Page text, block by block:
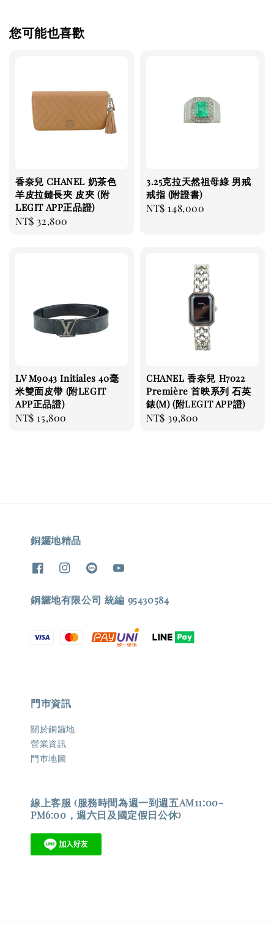
您可能也喜歡
香奈兒 CHANEL 奶茶色
羊皮拉鏈長夾 皮夾 (附
LEGIT APP正品證)
Regular
NT$ 32,800
3.25克拉天然祖母綠 男戒
戒指 (附證書)
Regular
NT$ 148,000
LV M9043 Initiales 40毫
米雙面皮帶 (附LEGIT
APP正品證)
Regular
NT$ 15,800
CHANEL 香奈兒 H7022
Première 首映系列 石英
錶(M) (附LEGIT APP證)
Regular
NT$ 39,800
銅鑼地精品
銅鑼地有限公司 統編 95430584
門巿資訊
關於銅鑼地
營業資訊
門巿地圖
線上客服 (服務時間為週一到週五AM11:00-
PM6:00，週六日及國定假日公休)